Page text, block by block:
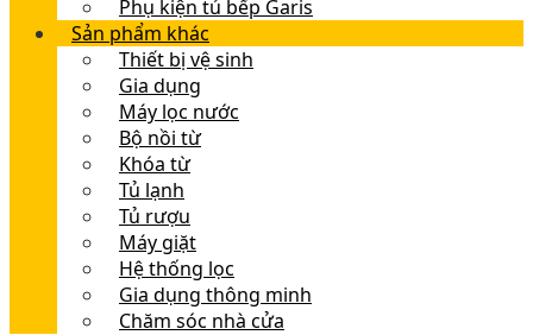
Phụ kiện tủ bếp Garis
Sản phẩm khác
Thiết bị vệ sinh
Gia dụng
Máy lọc nước
Bộ nồi từ
Khóa từ
Tủ lạnh
Tủ rượu
Máy giặt
Hệ thống lọc
Gia dụng thông minh
Chăm sóc nhà cửa